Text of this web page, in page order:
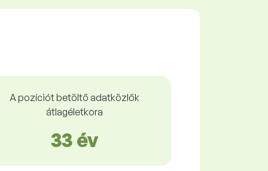
A pozíciót betöltő adatközlők
átlagéletkora
33 év